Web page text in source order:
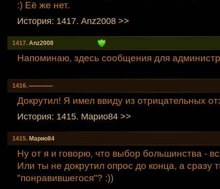
:) Её же нет.
История: 1417. Anz2008 >>
1417. Anz2008
Напоминаю, здесь сообщения для
1416. ------------
Докрутил! Я имел ввиду из отрицательных
История: 1415. Марио84 >>
1415. Марио84
Ну от я и говорю, что выбор большинства -
Или ты не докрутил опрос до конца, а сразу
"понравившегося"? :))